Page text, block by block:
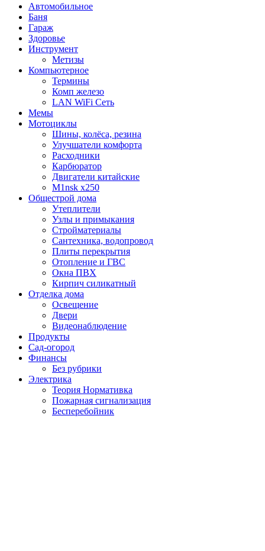
Автомобильное
Баня
Гараж
Здоровье
Инструмент
Метизы
Компьютерное
Термины
Комп железо
LAN WiFi Сеть
Мемы
Мотоциклы
Шины, колёса, резина
Улучшатели комфорта
Расходники
Карбюратор
Двигатели китайские
M1nsk x250
Общестрой дома
Утеплители
Узлы и примыкания
Стройматериалы
Сантехника, водопровод
Плиты перекрытия
Отопление и ГВС
Окна ПВХ
Кирпич силикатный
Отделка дома
Освещение
Двери
Видеонаблюдение
Продукты
Сад-огород
Финансы
Без рубрики
Электрика
Теория Нормативка
Пожарная сигнализация
Бесперебойник